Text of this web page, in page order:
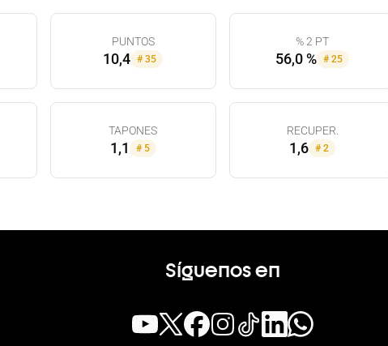
PUNTOS
10,4 #35
% 2 PT
56,0 % #25
TAPONES
1,1 # 5
RECUPER.
1,6 #2
Síguenos en